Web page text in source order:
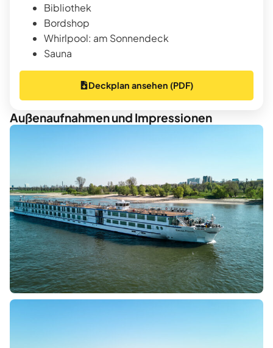
Außenaufnahmen und Impressionen
Bibliothek
Bordshop
Whirlpool: am Sonnendeck
Sauna
Deckplan ansehen (PDF)